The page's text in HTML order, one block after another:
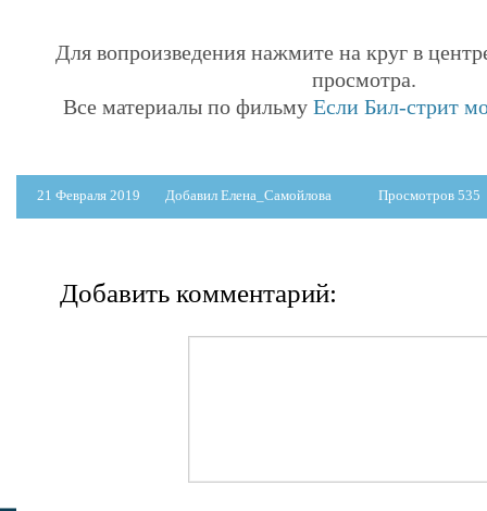
Для вопроизведения нажмите на круг в
просмотра.
Все материалы по фильмуЕсли Бил-стрит
21 Февраля 2019 Добавил Елена_Самойлова Просмотров 535
Добавить комментарий: